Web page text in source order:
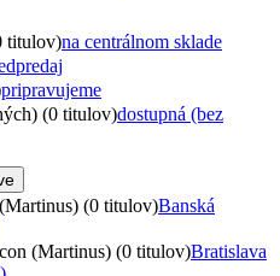
titulov)na centrálnom sklade
pripravujeme
(0 titulov)dostupná (bez
(0 titulov)Banská
(Martinus) (0 titulov)Bratislava